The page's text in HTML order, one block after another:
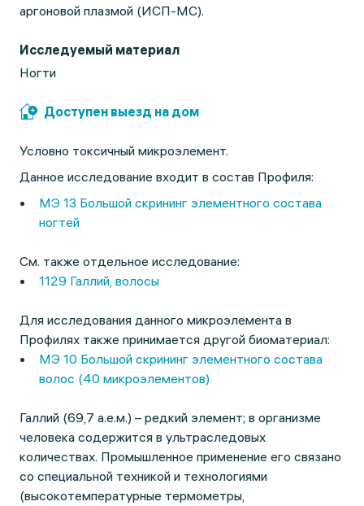
аргоновой плазмой (ИСП-МС).
Исследуемый материал
Ногти
Доступен выезд на дом
Условно токсичный микроэлемент.
Данное исследование входит в состав Профиля:
МЭ 13 Большой скрининг элементного состава
ногтей
См. также отдельное исследование:
1129 Галлий, волосы
Для исследования данного микроэлемента в
Профилях также принимается другой биоматериал:
МЭ 10 Большой скрининг элементного состава
волос (40 микроэлементов)
Галлий (69,7 а.е.м.) – редкий элемент; в организме
человека содержится в ультраследовых
количествах. Промышленное применение его связано
со специальной техникой и технологиями
(высокотемпературные термометры,